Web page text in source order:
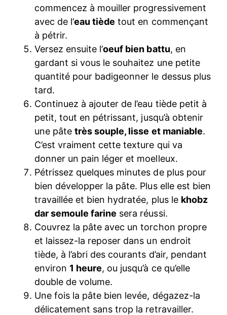
commencez à mouiller progressivement
avec de l’eau tiède tout en commençant
à pétrir.
Versez ensuite l’oeuf bien battu, en
gardant si vous le souhaitez une petite
quantité pour badigeonner le dessus plus
tard.
Continuez à ajouter de l’eau tiède petit à
petit, tout en pétrissant, jusqu’à obtenir
une pâtetrès souple, lisse et maniable.
C’est vraiment cette texture qui va
donner un pain léger et moelleux.
Pétrissez quelques minutes de plus pour
bien développer la pâte. Plus elle est bien
travaillée et bien hydratée, plus le khobz
dar semoule farine sera réussi.
Couvrez la pâte avec un torchon propre
et laissez-la reposer dans un endroit
tiède, à l’abri des courants d’air, pendant
environ 1 heure, ou jusqu’à ce qu’elle
double de volume.
Une fois la pâte bien levée, dégazez-la
délicatement sans trop la retravailler.